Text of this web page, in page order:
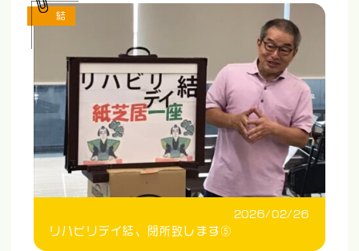
2026/02/26
リハビリデイ結、閉所致します⑤
結